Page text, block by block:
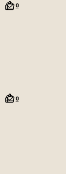
0
0